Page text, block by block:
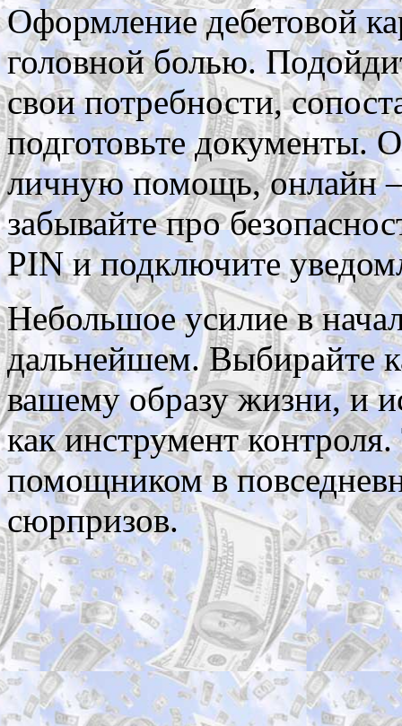
Оформление дебетовой
головной болью.
свои потребности,
подготовьте документы.
личную помощь, онлайн
забывайте про
PIN и подключите
Небольшое усилие в
дальнейшем. Выбирайте
вашему образу жизни, и
как инструмент
помощником в
сюрпризов.